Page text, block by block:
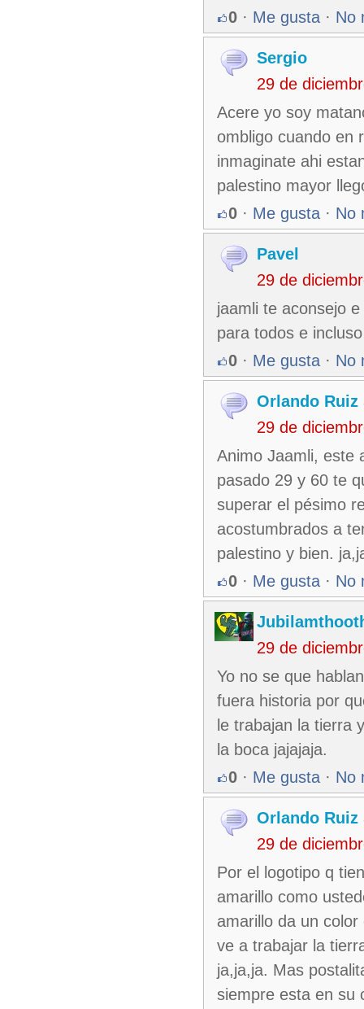
0 · Me gusta · No
Sergio
29 de
Acere yo soy
ombligo cuando en
inmaginate ahi
palestino mayor
0 · Me gusta · No
Pavel
29 de
jaamli te aconsejo
para todos e
0 · Me gusta · No
Orlando Ruiz
29 de
Animo Jaamli, este
pasado 29 y 60 te
superar el pésimo
acostumbrados a
palestino y bien.
0 · Me gusta · No
29 de
Yo no se que
fuera historia por
le trabajan la tierra
la boca jajajaja.
0 · Me gusta · No
Orlando Ruiz
29 de
Por el logotipo q
amarillo como
amarillo da un
ve a trabajar la
ja,ja,ja. Mas
siempre esta en su